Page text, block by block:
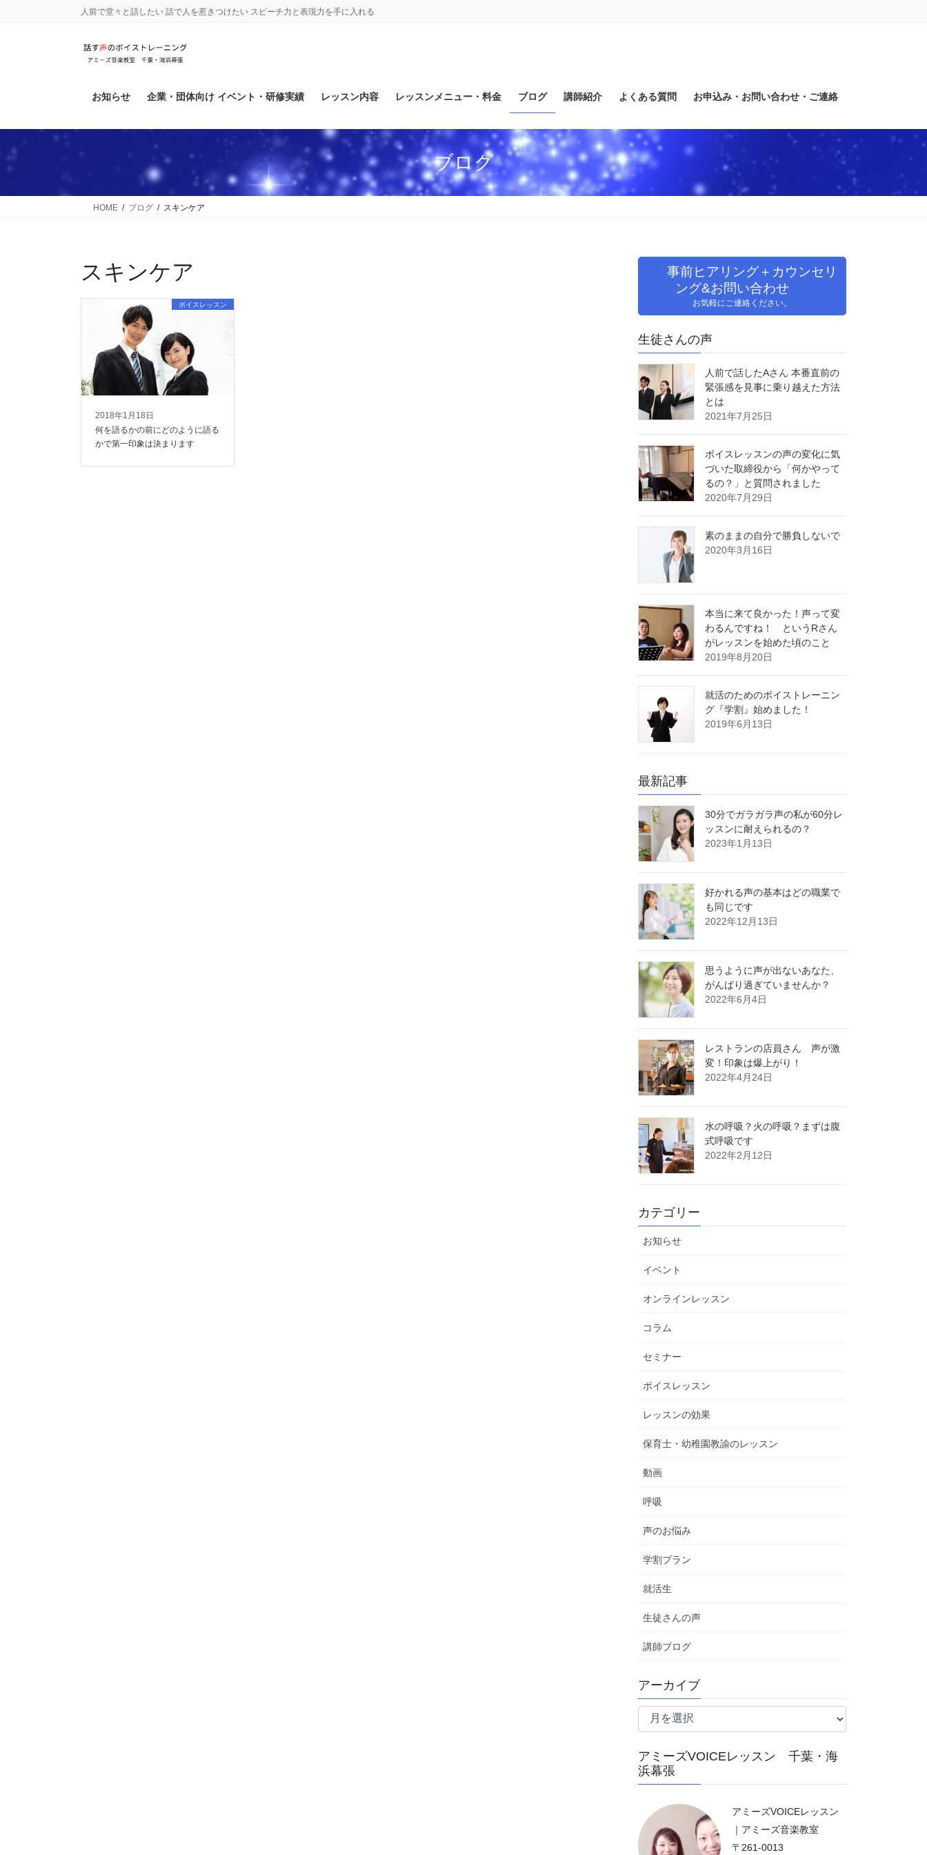
動
人前で堂々と話したい 話で人を惹きつけたい スピーチ力と表現力を手に入れる
お知らせ 企業・団体向け イベント・研修実績 レッスン内容 レッスンメニュー・料金 ブログ 講師紹介 よくある質問 お申込み・お問い合わせ・ご連絡
ブログ
HOME ブログ スキンケア
スキンケア
2018年1月18日
ボイスレッスン
何を語るかの前にどのように語る
かで第一印象は決まります
事前ヒアリング＋カウンセリ
ング&お問い合わせ
お気軽にご連絡ください。
生徒さんの声
人前で話したAさん 本番直前の
緊張感を見事に乗り越えた方法
とは
2021年7月25日
ボイスレッスンの声の変化に気
づいた取締役から「何かやって
るの？」と質問されました
2020年7月29日
素のままの自分で勝負しないで
2020年3月16日
本当に来て良かった！声って変
わるんですね！ というRさん
がレッスンを始めた頃のこと
2019年8月20日
就活のためのボイストレーニン
グ『学割』始めました！
2019年6月13日
最新記事
30分でガラガラ声の私が60分レ
ッスンに耐えられるの？
2023年1月13日
好かれる声の基本はどの職業で
も同じです
2022年12月13日
思うように声が出ないあなた、
がんばり過ぎていませんか？
2022年6月4日
レストランの店員さん 声が激
変！印象は爆上がり！
2022年4月24日
水の呼吸？火の呼吸？まずは腹
式呼吸です
2022年2月12日
カテゴリー
お知らせ
イベント
オンラインレッスン
コラム
セミナー
ボイスレッスン
レッスンの効果
保育士・幼稚園教諭のレッスン
動画
呼吸
声のお悩み
学割プラン
就活生
生徒さんの声
講師ブログ
アーカイブ
ア
イ
ブ
アミーズVOICEレッスン 千葉・海
浜幕張
アミーズVOICEレッスン
｜アミーズ音楽教室
〒261-0013